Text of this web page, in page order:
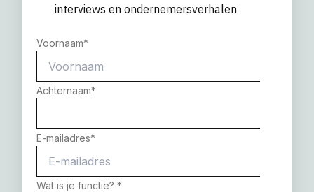
interviews en ondernemersverhalen
Voornaam*
Achternaam*
E-mailadres*
Wat is je functie? *